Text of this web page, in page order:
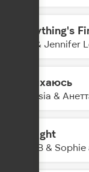
Everything's
Alok & Jennifer
Задыхаюсь
Amnesia &
All Night
R3HAB &